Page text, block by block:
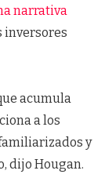
narrativa
inversores
acumula
a los
y
dijo Hougan.